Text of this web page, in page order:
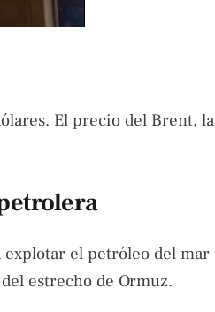
El precio del Brent, la
el petróleo del mar
estrecho de Ormuz.